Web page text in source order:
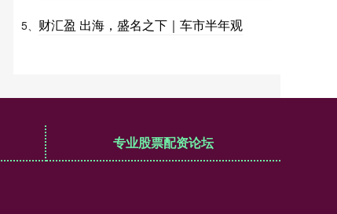
5、 财汇盈 出海，盛名之下｜车市半年观
专业股票配资论坛